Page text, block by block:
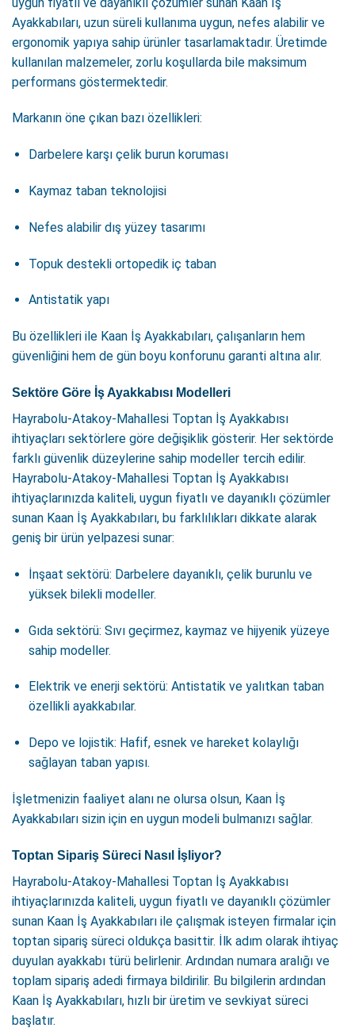
Ayakkabıları, uzun süreli kullanıma uygun, nefes alabilir ve
ergonomik yapıya sahip ürünler tasarlamaktadır. Üretimde
kullanılan malzemeler, zorlu koşullarda bile maksimum
performans göstermektedir.
Markanın öne çıkan bazı özellikleri:
Darbelere karşı çelik burun koruması
Kaymaz taban teknolojisi
Nefes alabilir dış yüzey tasarımı
Topuk destekli ortopedik iç taban
Antistatik yapı
Bu özellikleri ile Kaan İş Ayakkabıları, çalışanların hem
güvenliğini hem de gün boyu konforunu garanti altına alır.
Sektöre Göre İş Ayakkabısı Modelleri
Hayrabolu-Atakoy-Mahallesi Toptan İş Ayakkabısı
ihtiyaçları sektörlere göre değişiklik gösterir. Her sektörde
farklı güvenlik düzeylerine sahip modeller tercih edilir.
Hayrabolu-Atakoy-Mahallesi Toptan İş Ayakkabısı
ihtiyaçlarınızda kaliteli, uygun fiyatlı ve dayanıklı çözümler
sunan Kaan İş Ayakkabıları, bu farklılıkları dikkate alarak
geniş bir ürün yelpazesi sunar:
İnşaat sektörü: Darbelere dayanıklı, çelik burunlu ve
yüksek bilekli modeller.
Gıda sektörü: Sıvı geçirmez, kaymaz ve hijyenik yüzeye
sahip modeller.
Elektrik ve enerji sektörü: Antistatik ve yalıtkan taban
özellikli ayakkabılar.
Depo ve lojistik: Hafif, esnek ve hareket kolaylığı
sağlayan taban yapısı.
İşletmenizin faaliyet alanı ne olursa olsun, Kaan İş
Ayakkabıları sizin için en uygun modeli bulmanızı sağlar.
Toptan Sipariş Süreci Nasıl İşliyor?
Hayrabolu-Atakoy-Mahallesi Toptan İş Ayakkabısı
ihtiyaçlarınızda kaliteli, uygun fiyatlı ve dayanıklı çözümler
sunan Kaan İş Ayakkabıları ile çalışmak isteyen firmalar için
toptan sipariş süreci oldukça basittir. İlk adım olarak ihtiyaç
duyulan ayakkabı türü belirlenir. Ardından numara aralığı ve
toplam sipariş adedi firmaya bildirilir. Bu bilgilerin ardından
Kaan İş Ayakkabıları, hızlı bir üretim ve sevkiyat süreci
başlatır.